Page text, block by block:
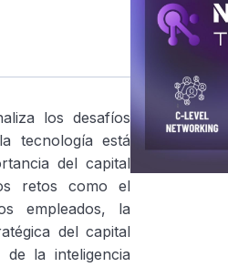
los desafíos
tecnología está
del capital
retos como el
empleados, la
del capital
la inteligencia